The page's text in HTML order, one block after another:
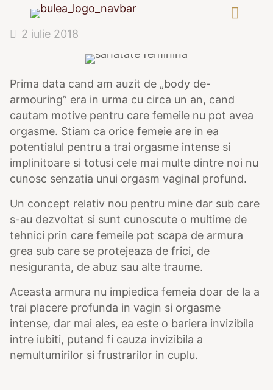
2 iulie 2018
Prima data cand am auzit de „body de-
armouring” era in urma cu circa un an, cand
cautam motive pentru care femeile nu pot avea
orgasme. Stiam ca orice femeie are in ea
potentialul pentru a trai orgasme intense si
implinitoare si totusi cele mai multe dintre noi nu
cunosc senzatia unui orgasm vaginal profund.
Un concept relativ nou pentru mine dar sub care
s-au dezvoltat si sunt cunoscute o multime de
tehnici prin care femeile pot scapa de armura
grea sub care se protejeaza de frici, de
nesiguranta, de abuz sau alte traume.
Aceasta armura nu impiedica femeia doar de la a
trai placere profunda in vagin si orgasme
intense, dar mai ales, ea este o bariera invizibila
intre iubiti, putand fi cauza invizibila a
nemultumirilor si frustrarilor in cuplu.